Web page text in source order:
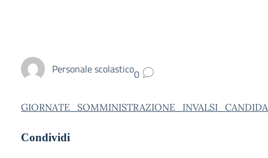
Personale scolastico0
Condividi